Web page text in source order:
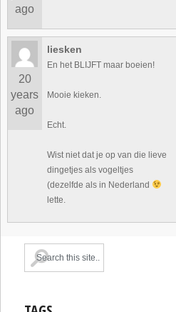
ago
20
years
ago
liesken
En het BLIJFT maar boeien!
Mooie kieken.
Echt.
Wist niet dat je op van die lieve
dingetjes als vogeltjes
(dezelfde als in Nederland
lette.